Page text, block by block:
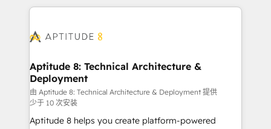
un échange dédié.
l'international, nous travaillons avec des ETI
delà d’une simple transformation digitale et des
➤ L’intégration de CRM et de méthodologie RevOps
pour aligner les équipes marketing, commerciales et
support client (data migration, synchronisation API,
audit et maintenance) ➤ La création de sites internet
de conversion qui transforment les visiteurs en
Aptitude 8: Technical Architecture &
Deployment
由 Aptitude 8: Technical Architecture & Deployment 提供
少于 10 次安装
Aptitude 8 helps you create platform-powered